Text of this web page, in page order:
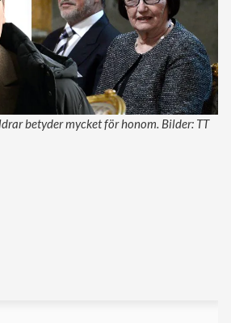
betyder mycket för honom. Bilder: TT